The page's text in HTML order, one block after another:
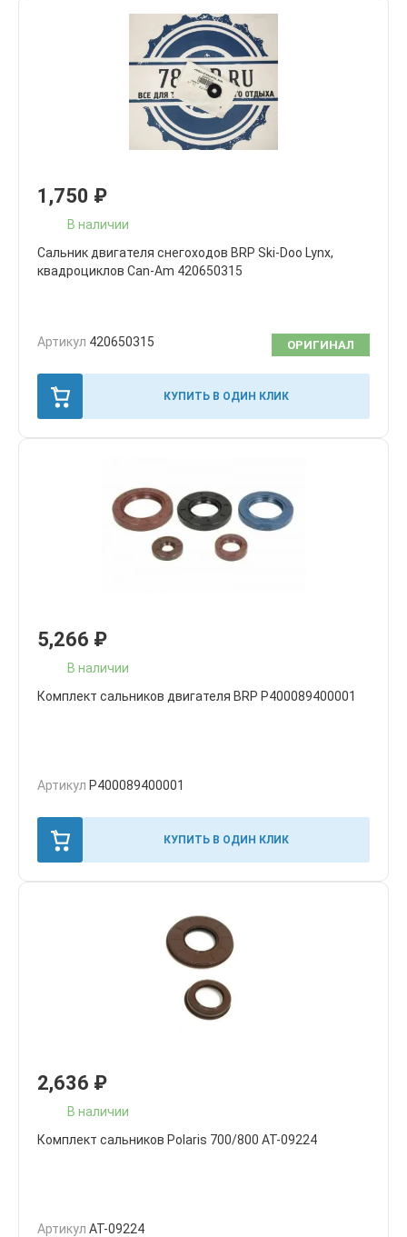
1,750 ₽
В наличии
Сальник двигателя снегоходов BRP Ski-Doo Lynx,
квадроциклов Can-Am 420650315
Артикул 420650315 ОРИГИНАЛ
КУПИТЬ В ОДИН КЛИК
5,266 ₽
В наличии
Комплект сальников двигателя BRP P400089400001
Артикул P400089400001
КУПИТЬ В ОДИН КЛИК
2,636 ₽
В наличии
Комплект сальников Polaris 700/800 AT-09224
Артикул AT-09224